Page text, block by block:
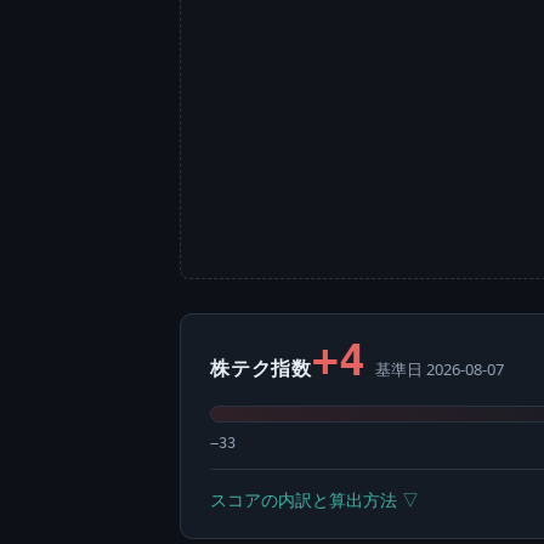
株テク指数+4 基準日 2026-08-07
−33
スコアの内訳と算出方法 ▽